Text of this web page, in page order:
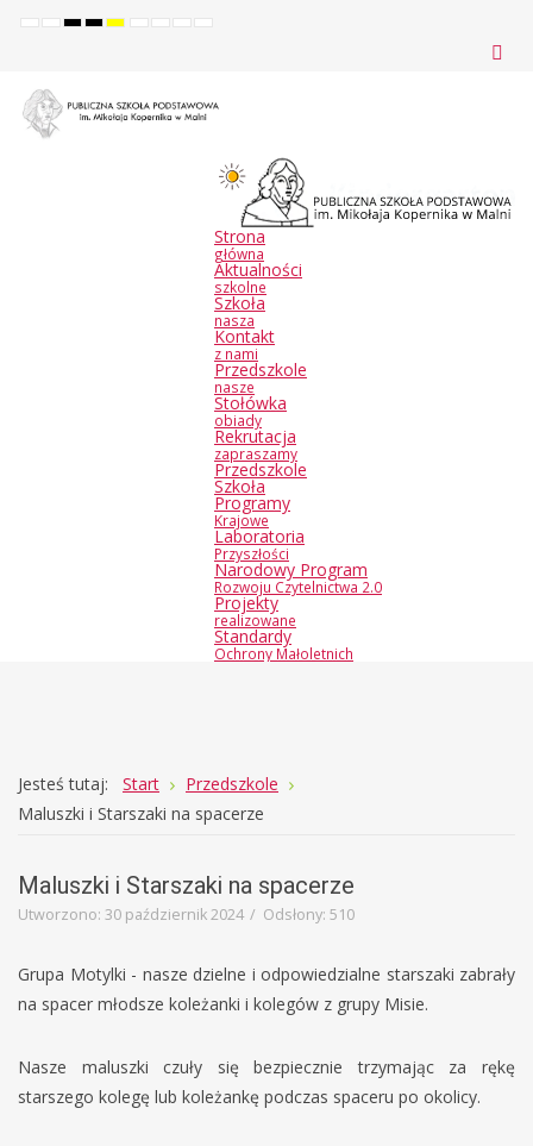
Default
NightHighHighHighSetSetMake
Set
Strona
główna
Aktualności
szkolne
Szkoła
nasza
Kontakt
z nami
Przedszkole
nasze
Stołówka
obiady
Rekrutacja
zapraszamy
Przedszkole
Szkoła
Programy
Krajowe
Laboratoria
Przyszłości
Narodowy Program
Rozwoju Czytelnictwa 2.0
Projekty
realizowane
Standardy
Ochrony Małoletnich
Jesteś tutaj: Start
Przedszkole
Maluszki i Starszaki na spacerze
Maluszki i Starszaki na spacerze
Utworzono: 30 październik 2024 Odsłony: 510
Grupa Motylki - nasze dzielne i odpowiedzialne starszaki zabrały
na spacer młodsze koleżanki i kolegów z grupy Misie.
Nasze maluszki czuły się bezpiecznie trzymając za rękę
starszego kolegę lub koleżankę podczas spaceru po okolicy.